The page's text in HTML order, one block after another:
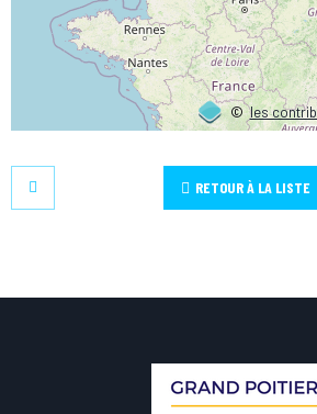
©les
RETOUR À LA LISTE